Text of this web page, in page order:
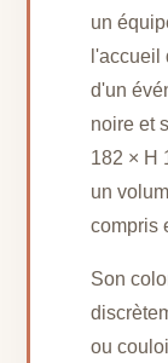
un
l'accueil
d'un
noire et
182 × H
un
compris
Son
ou